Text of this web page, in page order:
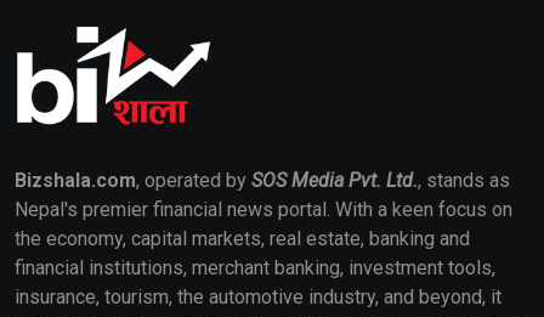
Bizshala.com, operated by SOS Media Pvt. Ltd., stands as
Nepal's premier financial news portal. With a keen focus on
the economy, capital markets, real estate, banking and
financial institutions, merchant banking, investment tools,
insurance, tourism, the automotive industry, and beyond, it